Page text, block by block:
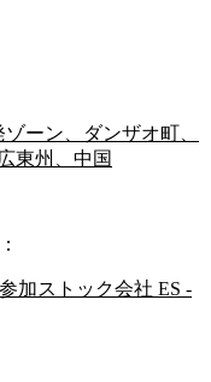
ーン、ダンザオ町、
東州、中国
加ストック会社 ES -